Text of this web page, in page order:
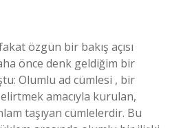
özgün bir bakış açısı
önce denk geldiğim bir
Olumlu ad cümlesi , bir
amacıyla kurulan,
taşıyan cümlelerdir. Bu